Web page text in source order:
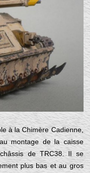
à la Chimère Cadienne,
montage de la caisse
de TRC38. Il se
plus bas et au gros